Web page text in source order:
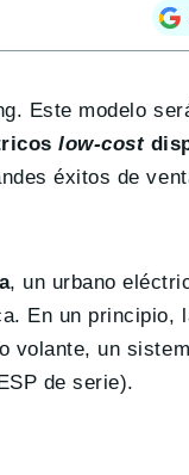
Este modelo
low-cost
éxitos de
, un urbano
En un principio,
volante, un
de serie).